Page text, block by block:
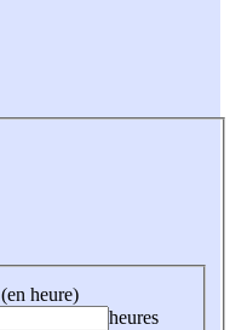
heure)
heures